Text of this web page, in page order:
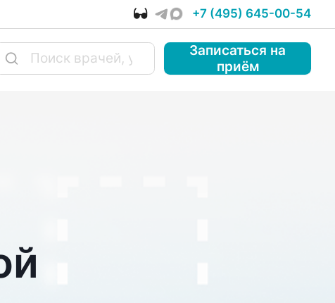
+7 (495) 645-00-54
Записаться на
приём